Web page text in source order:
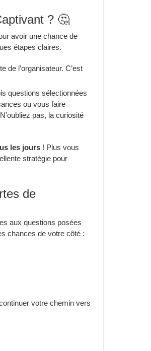
? 🤔
avoir une chance de
étapes claires.
de l’organisateur. C’est
questions sélectionnées
ou vous faire
pas, la curiosité
les jours ! Plus vous
stratégie pour
de
aux questions posées
chances de votre côté :
votre chemin vers